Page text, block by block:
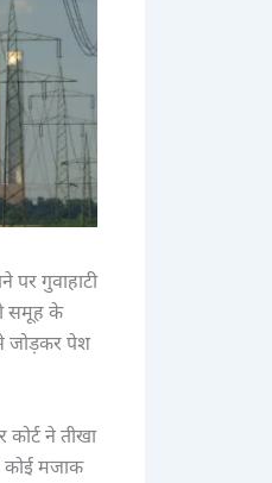
गुवाहाटी
समूह के
जोड़कर पेश
ने तीखा
कोई मजाक